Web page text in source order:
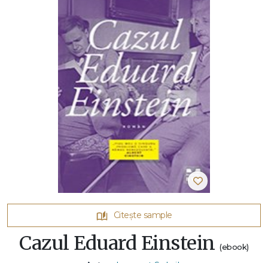
Citește sample
Cazul Eduard Einstein(ebook)